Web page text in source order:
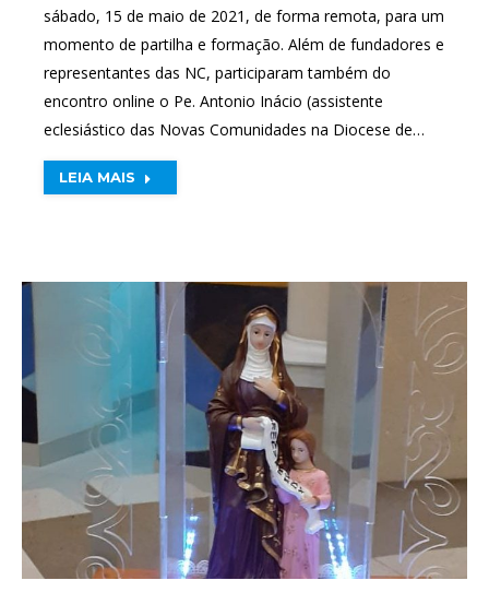
sábado, 15 de maio de 2021, de forma remota, para um
momento de partilha e formação. Além de fundadores e
representantes das NC, participaram também do
encontro online o Pe. Antonio Inácio (assistente
eclesiástico das Novas Comunidades na Diocese de…
LEIA MAIS